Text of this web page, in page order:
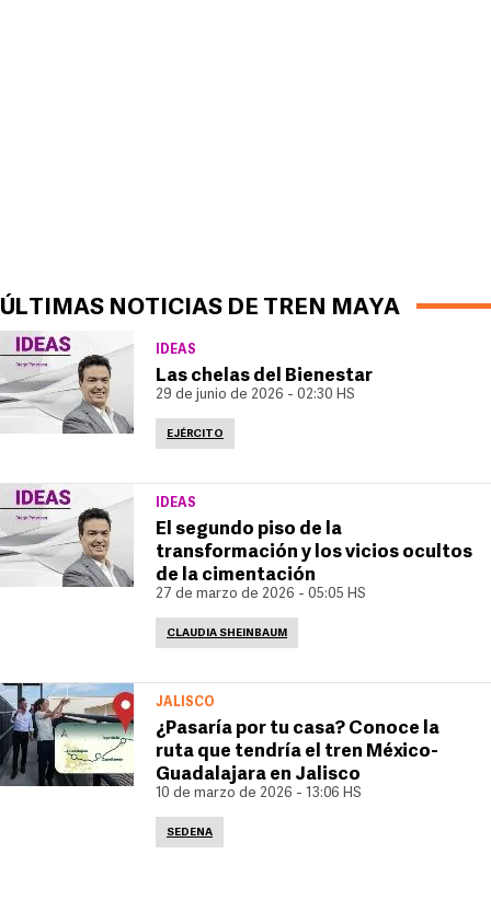
ÚLTIMAS NOTICIAS DE TREN MAYA
IDEAS
Las chelas del Bienestar
29 de junio de 2026 - 02:30 HS
EJÉRCITO
IDEAS
El segundo piso de la
transformación y los vicios ocultos
de la cimentación
27 de marzo de 2026 - 05:05 HS
CLAUDIA SHEINBAUM
JALISCO
¿Pasaría por tu casa? Conoce la
ruta que tendría el tren México-
Guadalajara en Jalisco
10 de marzo de 2026 - 13:06 HS
SEDENA